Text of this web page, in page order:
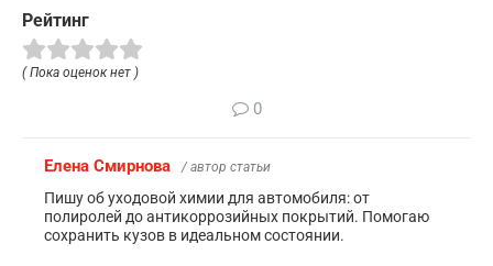
Рейтинг
( Пока оценок нет )
0
Елена Смирнова / автор статьи
Пишу об уходовой химии для автомобиля: от
полиролей до антикоррозийных покрытий. Помогаю
сохранить кузов в идеальном состоянии.